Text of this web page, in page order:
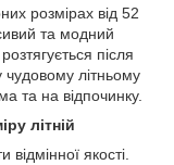
розмірах від 52
та модний
розтягується після
літньому
та на відпочинку.
літній
відмінної якості.